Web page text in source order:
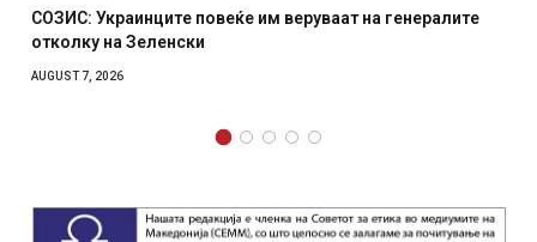
повеќе им веруваат на генералите
Рачна бомба